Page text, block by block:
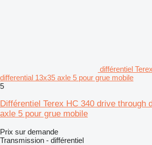
différentiel
differential 13x35 axle 5 pour grue mobile
5
Différentiel Terex HC 340 drive through
axle 5 pour grue mobile
Prix sur demande
Transmission - différentiel